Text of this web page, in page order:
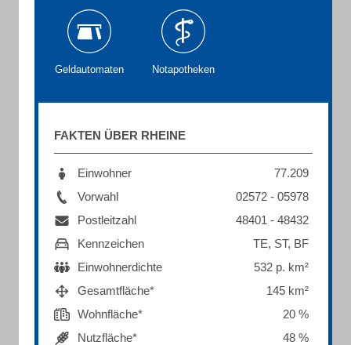
Geldautomaten Notapotheken
FAKTEN ÜBER RHEINE
Einwohner
77.209
Vorwahl
02572 - 05978
Postleitzahl
48401 - 48432
Kennzeichen
TE, ST, BF
Einwohnerdichte
532 p. km²
Gesamtfläche*
145 km²
Wohnfläche*
20 %
Nutzfläche*
48 %